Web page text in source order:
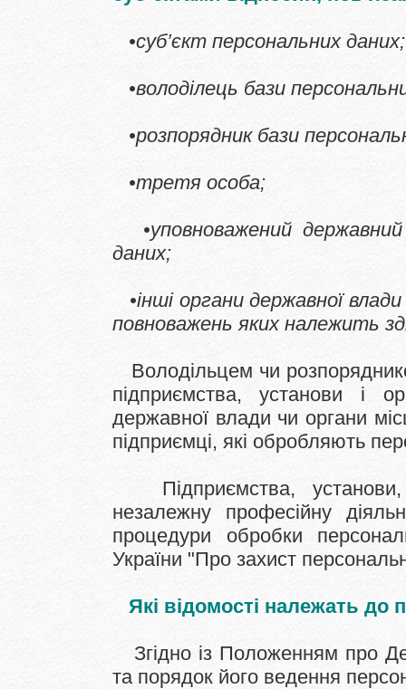
•суб’єкт персональних даних;
•володілець бази
•розпорядник бази
•третя особа;
•уповноважений
даних;
•інші органи державної
повноважень яких належить
Володільцем чи
підприємства, установи і
державної влади чи органи
підприємці, які обробляють
Підприємства, установи,
незалежну професійну
процедури обробки
України "Про захист
Які відомості належать до
Згідно із Положенням про
та порядок його ведення